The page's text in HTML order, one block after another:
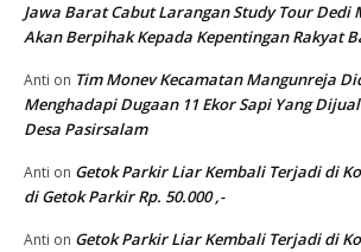
Jawa Barat Cabut Larangan Study Tour Dedi
Akan Berpihak Kepada Kepentingan Rakyat
Anti on Tim Monev Kecamatan Mangunreja
Menghadapi Dugaan 11 Ekor Sapi Yang
Desa Pasirsalam
Anti on Getok Parkir Liar Kembali Terjadi di
di Getok Parkir Rp. 50.000 ,-
Anti on Getok Parkir Liar Kembali Terjadi di